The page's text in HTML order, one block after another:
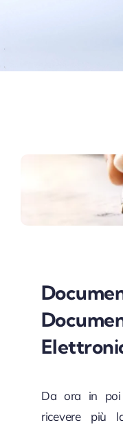
Da ora in poi
ricevere più